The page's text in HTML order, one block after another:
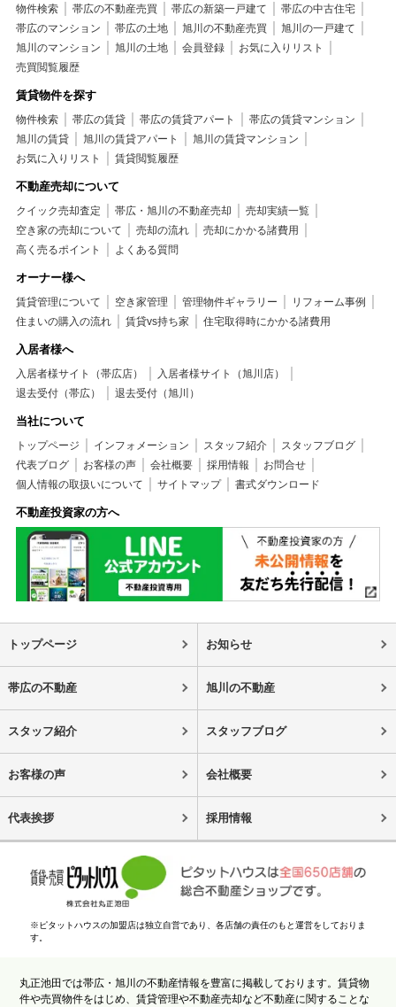
物件検索 帯広の不動産売買 帯広の新築一戸建て
帯広の中古住宅
帯広のマンション
帯広の土地 旭川の不動産売買
旭川の一戸建て
旭川のマンション
旭川の土地 会員登録
お気に入りリスト
売買閲覧履歴
賃貸物件を探す
物件検索 帯広の賃貸 帯広の賃貸アパート
帯広の賃貸マンション
旭川の賃貸
旭川の賃貸アパート
旭川の賃貸マンション
お気に入りリスト
賃貸閲覧履歴
不動産売却について
クイック売却査定 帯広・旭川の不動産売却
売却実績一覧
空き家の売却について
売却の流れ
売却にかかる諸費用
高く売るポイント
よくある質問
オーナー様へ
賃貸管理について 空き家管理 管理物件ギャラリー
リフォーム事例
住まいの購入の流れ
賃貸vs持ち家 住宅取得時にかかる諸費用
入居者様へ
入居者様サイト（帯広店）
入居者様サイト（旭川店）
退去受付（帯広）
退去受付（旭川）
当社について
トップページ インフォメーション スタッフ紹介
スタッフブログ
代表ブログ
お客様の声 会社概要 採用情報
お問合せ
個人情報の取扱いについて
サイトマップ 書式ダウンロード
不動産投資家の方へ
トップページ お知らせ
帯広の不動産 旭川の不動産
スタッフ紹介 スタッフブログ
お客様の声 会社概要
代表挨拶 採用情報
※ピタットハウスの加盟店は独立自営であり、各店舗の責任のもと運営をしておりま
す。
丸正池田では帯広・旭川の不動産情報を豊富に掲載しております。賃貸物
件や売買物件をはじめ、賃貸管理や不動産売却など不動産に関することな